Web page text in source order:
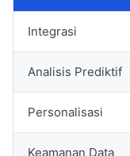
Integrasi
Analisis Prediktif
Personalisasi
Keamanan Data